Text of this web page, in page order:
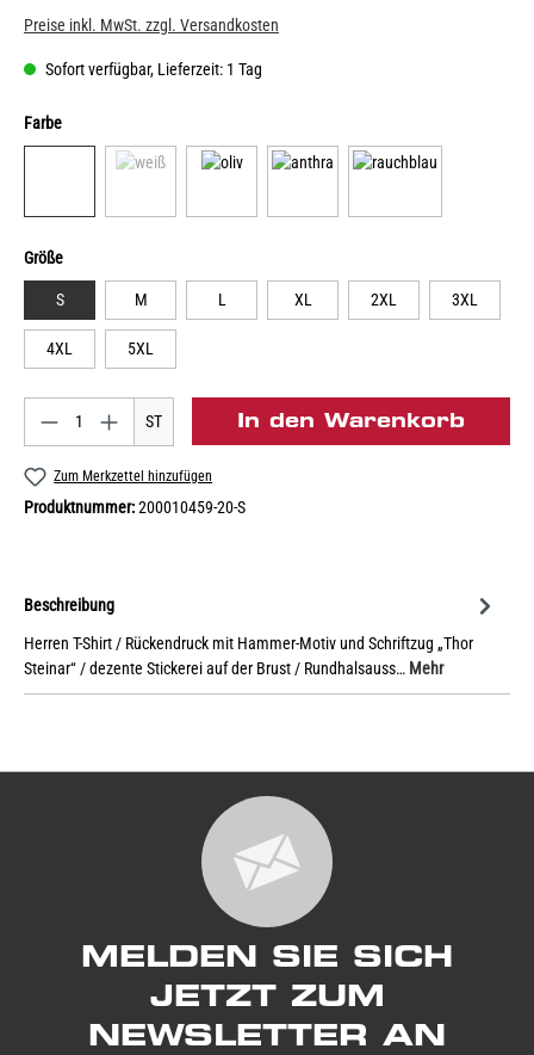
Preise inkl. MwSt. zzgl. Versandkosten
Sofort verfügbar, Lieferzeit: 1 Tag
Farbe
Größe
S M L XL 2XL 3XL
4XL 5XL
ST In den Warenkorb
Zum Merkzettel hinzufügen
Produktnummer:200010459-20-S
Beschreibung
Herren T-Shirt / Rückendruck mit Hammer-Motiv und Schriftzug „Thor
Steinar“ / dezente Stickerei auf der Brust / Rundhalsauss… Mehr
MELDEN SIE SICH
JETZT ZUM
NEWSLETTER AN